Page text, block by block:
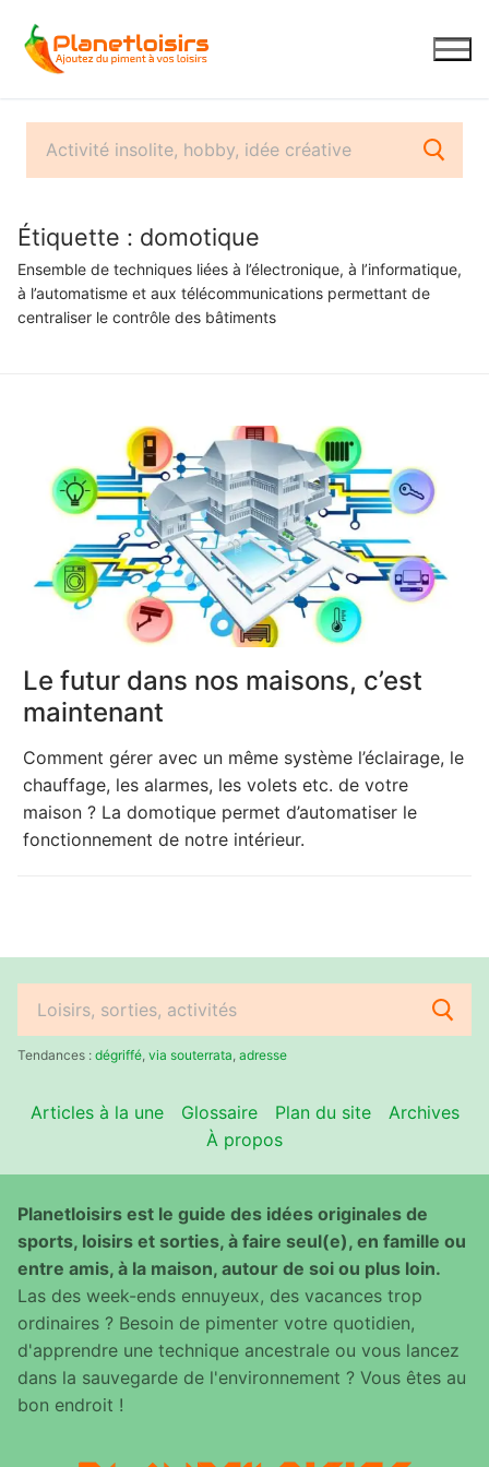
contenu
Étiquette : domotique
Ensemble de techniques liées à l’électronique, à l’informatique,
à l’automatisme et aux télécommunications permettant de
centraliser le contrôle des bâtiments
Le futur dans nos maisons, c’est
maintenant
Comment gérer avec un même système l’éclairage, le
chauffage, les alarmes, les volets etc. de votre
maison ? La domotique permet d’automatiser le
fonctionnement de notre intérieur.
Rechercher
:Tendances : dégriffé via souterrata adresse
Articles à la une Glossaire Plan du site
Archives
À propos
Planetloisirs est le guide des idées originales de
sports, loisirs et sorties, à faire seul(e), en famille ou
entre amis, à la maison, autour de soi ou plus loin.
Las des week-ends ennuyeux, des vacances trop
ordinaires ? Besoin de pimenter votre quotidien,
d'apprendre une technique ancestrale ou vous lancez
dans la sauvegarde de l'environnement ? Vous êtes au
bon endroit !